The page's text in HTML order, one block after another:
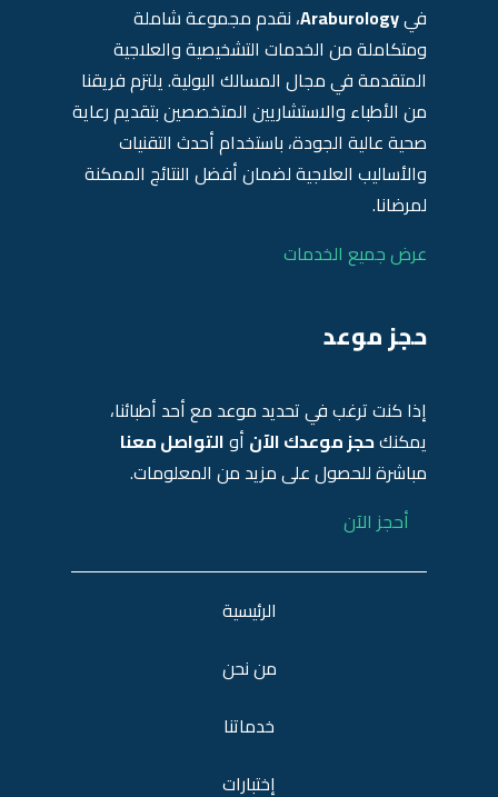
فيAraburology، نقدم مجموعة شاملة
ومتكاملة من الخدمات التشخيصية والعلاجية
المتقدمة في مجال المسالك البولية. يلتزم فريقنا
من الأطباء والاستشاريين المتخصصين بتقديم رعاية
صحية عالية الجودة، باستخدام أحدث التقنيات
والأساليب العلاجية لضمان أفضل النتائج الممكنة
لمرضانا.
عرض جميع الخدمات
حجز موعد
إذا كنت ترغب في تحديد موعد مع أحد أطبائنا،
يمكنكحجز موعدك الآن أوالتواصل معنا
مباشرة للحصول على مزيد من المعلومات.
أحجز الآن
الرئيسية
من نحن
خدماتنا
إختبارات